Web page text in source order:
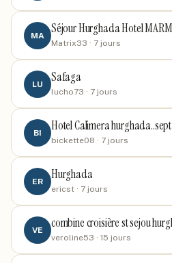
MA Séjour Hurghada Hotel
Matrix33 · 7 jours
LU Safaga
lucho73 · 7 jours
BI Hotel Calimera hurghada..sept
bickette08 · 7 jours
ER Hurghada
ericst · 7 jours
VE combine croisière st sejou
veroline53 · 15 jours